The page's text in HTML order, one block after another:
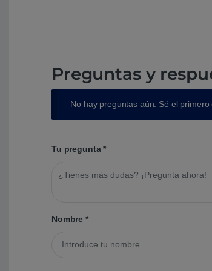
Preguntas y
No hay preguntas aún. Sé el
Tu pregunta*
Nombre*